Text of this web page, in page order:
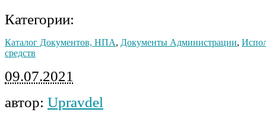
Категории:
Каталог Документов, НПА, Документы Администрации,
средств
09.07.2021
автор: Upravdel